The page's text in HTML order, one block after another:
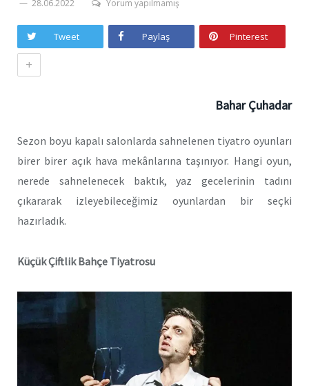
28.06.2022 Yorum yapılmamış
Tweet Paylaş Pinterest
+
Bahar Çuhadar
Sezon boyu kapalı salonlarda sahnelenen tiyatro oyunları
birer birer açık hava mekânlarına taşınıyor. Hangi oyun,
nerede sahnelenecek baktık, yaz gecelerinin tadını
çıkararak izleyebileceğimiz oyunlardan bir seçki
hazırladık.
Küçük Çiftlik Bahçe Tiyatrosu